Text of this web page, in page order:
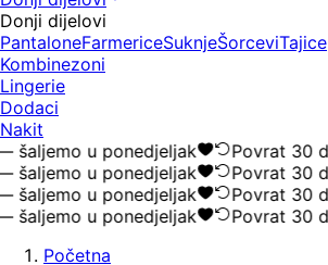
Donji dijelovi
PantaloneFarmericeSuknjeŠorceviTajice
Kombinezoni
Lingerie
Dodaci
Nakit
u ponedjeljak
Povrat 30 dana
u ponedjeljak
Povrat 30 dana
u ponedjeljak
Povrat 30 dana
u ponedjeljak
Povrat 30 dana
Početna